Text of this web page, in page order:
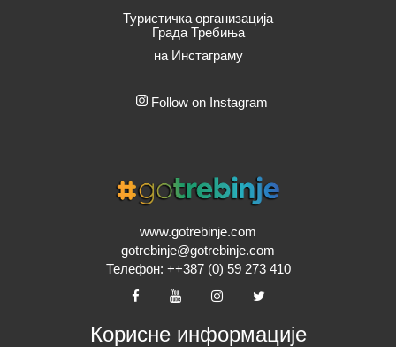
Туристичка организација
Града Требиња
на Инстаграму
Follow on Instagram
www.gotrebinje.com
gotrebinje@gotrebinje.com
Телефон: ++387 (0) 59 273 410
Корисне информације